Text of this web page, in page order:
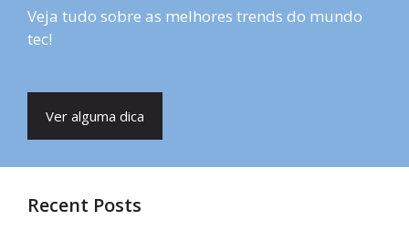
Veja tudo sobre as melhores trends do mundo
tec!
Ver alguma dica
Recent Posts